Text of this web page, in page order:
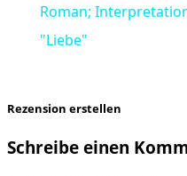
Roman;
"Liebe"
Rezension erstellen
Schreibe einen